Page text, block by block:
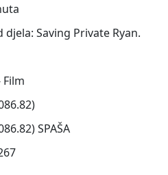
djela: Saving Private Ryan.
Film
SPAŠA